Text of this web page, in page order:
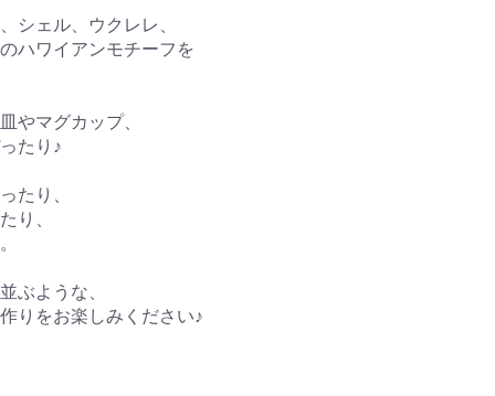
シェル、ウクレレ、
ハワイアンモチーフを
やマグカップ、
たり♪
たり、
り、
ぶような、
りをお楽しみください♪